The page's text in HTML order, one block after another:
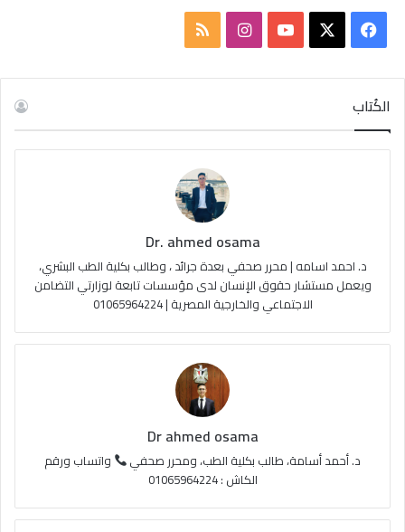
س
ب
u
e
ت
ا
م
ص
ا
ل
م
و
ق
ع
R
S
S
الكُتاب
Dr. ahmed osama
د. احمد اسامه | محرر صحفي بعدة جرائد ، وطالب بكلية الطب البشري،
ويعمل مستشار حقوق الإنسان لدى مؤسسات تابعة لوزارتي التضامن
الاجتماعي والخارجية المصرية | 01065964224
Dr ahmed osama
د. أحمد أسامة، طالب بكلية الطب، ومحرر صحفي
واتساب ورقم
الكاش : 01065964224